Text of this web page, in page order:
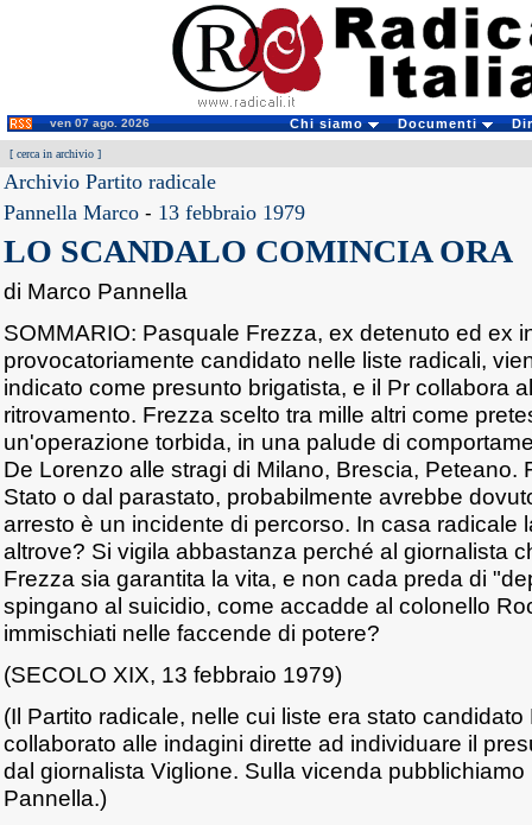
ven 07 ago. 2026 Chi siamo Documenti
[ cerca in archivio ]
Archivio Partito radicale
Pannella Marco - 13 febbraio 1979
LO SCANDALO COMINCIA ORA
di Marco Pannella
SOMMARIO: Pasquale Frezza, ex detenuto ed ex
provocatoriamente candidato nelle liste radicali,
indicato come presunto brigatista, e il Pr collabora
ritrovamento. Frezza scelto tra mille altri come
un'operazione torbida, in una palude di
De Lorenzo alle stragi di Milano, Brescia, Peteano.
Stato o dal parastato, probabilmente avrebbe
arresto è un incidente di percorso. In casa radicale
altrove? Si vigila abbastanza perché al giornalista
Frezza sia garantita la vita, e non cada preda di
spingano al suicidio, come accadde al colonello
immischiati nelle faccende di potere?
(SECOLO XIX, 13 febbraio 1979)
(Il Partito radicale, nelle cui liste era stato
collaborato alle indagini dirette ad individuare il
dal giornalista Viglione. Sulla vicenda
Pannella.)